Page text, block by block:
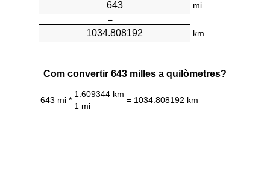
mi
=
km
Com convertir 643 milles a quilòmetres?
643 mi *
1.609344 km
= 1034.808192 km
1 mi